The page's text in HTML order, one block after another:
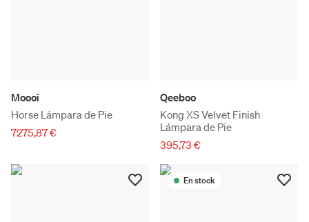
Moooi
Horse Lámpara de Pie
7275,87 €
Qeeboo
Kong XS Velvet Finish
Lámpara de Pie
395,73 €
En stock